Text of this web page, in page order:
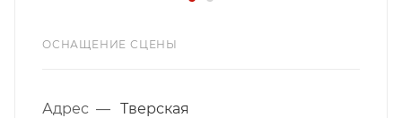
ОСНАЩЕНИЕ СЦЕНЫ
Адрес — Тверская